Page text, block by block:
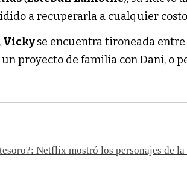
a recuperarla a cualquier
Vickyse encuentra tironeada entre
proyecto de familia con Dani, o
Netflix mostró los personajes de la